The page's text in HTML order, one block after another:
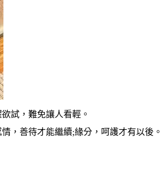
試，難免讓人看輕。
，善待才能繼續;緣分，呵護才有以後。